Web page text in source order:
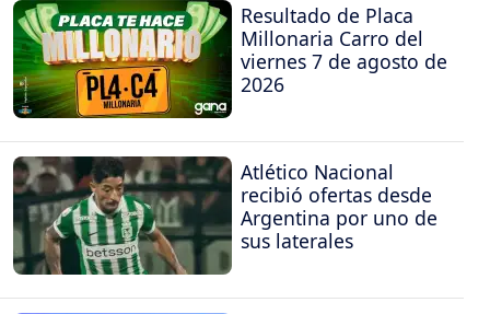
Resultado de Placa
Millonaria Carro del
viernes 7 de agosto de
2026
Atlético Nacional
recibió ofertas desde
Argentina por uno de
sus laterales